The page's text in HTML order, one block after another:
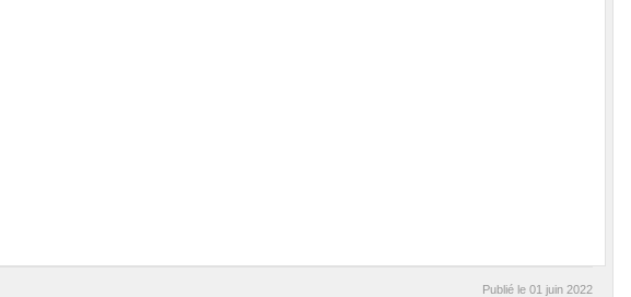
Publié le 01 juin 2022